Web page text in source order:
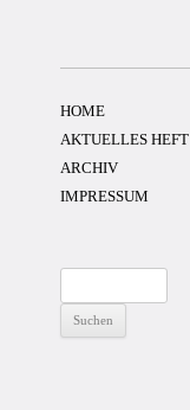
HOME
AKTUELLES HEFT
ARCHIV
IMPRESSUM
nach: